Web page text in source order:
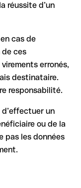
si les fonds ont
est plus
chaque IBAN
et confirmez-le
de doute. Cette
des montants
réussite d’un
cas de
de ces
erronés,
destinataire.
responsabilité.
un
ou de la
pas les données